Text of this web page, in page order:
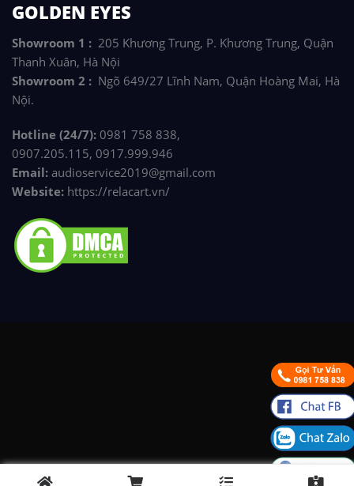
GOLDEN EYES
Showroom 1 : 205 Khương Trung, P. Khương Trung, Quận
Thanh Xuân, Hà Nội
Showroom 2 : Ngõ 649/27 Lĩnh Nam, Quận Hoàng Mai, Hà
Nội.
Hotline (24/7): 0981 758 838,
0907.205.115, 0917.999.946
Email: audioservice2019@gmail.com
Website: https://relacart.vn/